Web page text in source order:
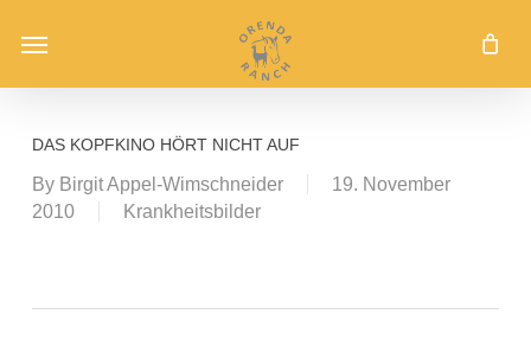
Menu
DAS KOPFKINO HÖRT NICHT AUF
By Birgit Appel-Wimschneider
19. November
2010
Krankheitsbilder